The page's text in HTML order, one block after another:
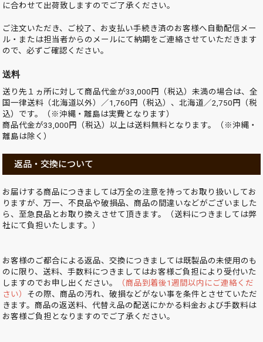
に合わせて出荷致しますのでご了承ください。
ご注文いただき、ご校了、お支払い手続き済のお客様へ自動配信メー
ル・または担当者からのメールにて納期をご連絡させていただきます
ので、必ずご確認ください。
送料
送り先１ヵ所に対して商品代金が33,000円（税込）未満の場合は、全
国一律送料（北海道以外）／1,760円（税込）、北海道／2,750円（税
込）です。（※沖縄・離島は実費となります）
商品代金が33,000円（税込）以上は送料無料となります。（※沖縄・
離島は除く）
返品・交換について
お届けする商品につきましては万全の注意を持ってお取り扱いしてお
りますが、万一、不良品や破損品、商品の間違いなどがございました
ら、至急良品とお取り換えさせて頂きます。（送料につきましては弊
社にて負担いたします。）
お客様のご都合による返品、交換につきましては既製品の未使用のも
のに限り、送料、手数料につきましてはお客様ご負担により受付いた
しますのでお申し出ください。
（商品到着後1週間以内にご連絡くだ
さい） その際、商品の汚れ、破損などがない事を条件とさせていただ
きます。商品の返送料、代替え品の配送にかかる料金および手数料は
お客様ご負担となりますのでご了承ください。